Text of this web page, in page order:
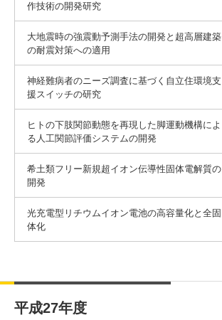
作技術の開発研究
大地震時の強震動予測手法の開発と超高層建築
の耐震対策への適用
神経難病者のニーズ調査に基づく自立住環境支
援スイッチの研究
ヒトの下肢関節動態を再現した脚運動機構によ
る人工関節評価システムの開発
希土類フリー新規超イオン伝導性固体電解質の
開発
光充電型リチウムイオン電池の高容量化と全固
体化
平成27年度